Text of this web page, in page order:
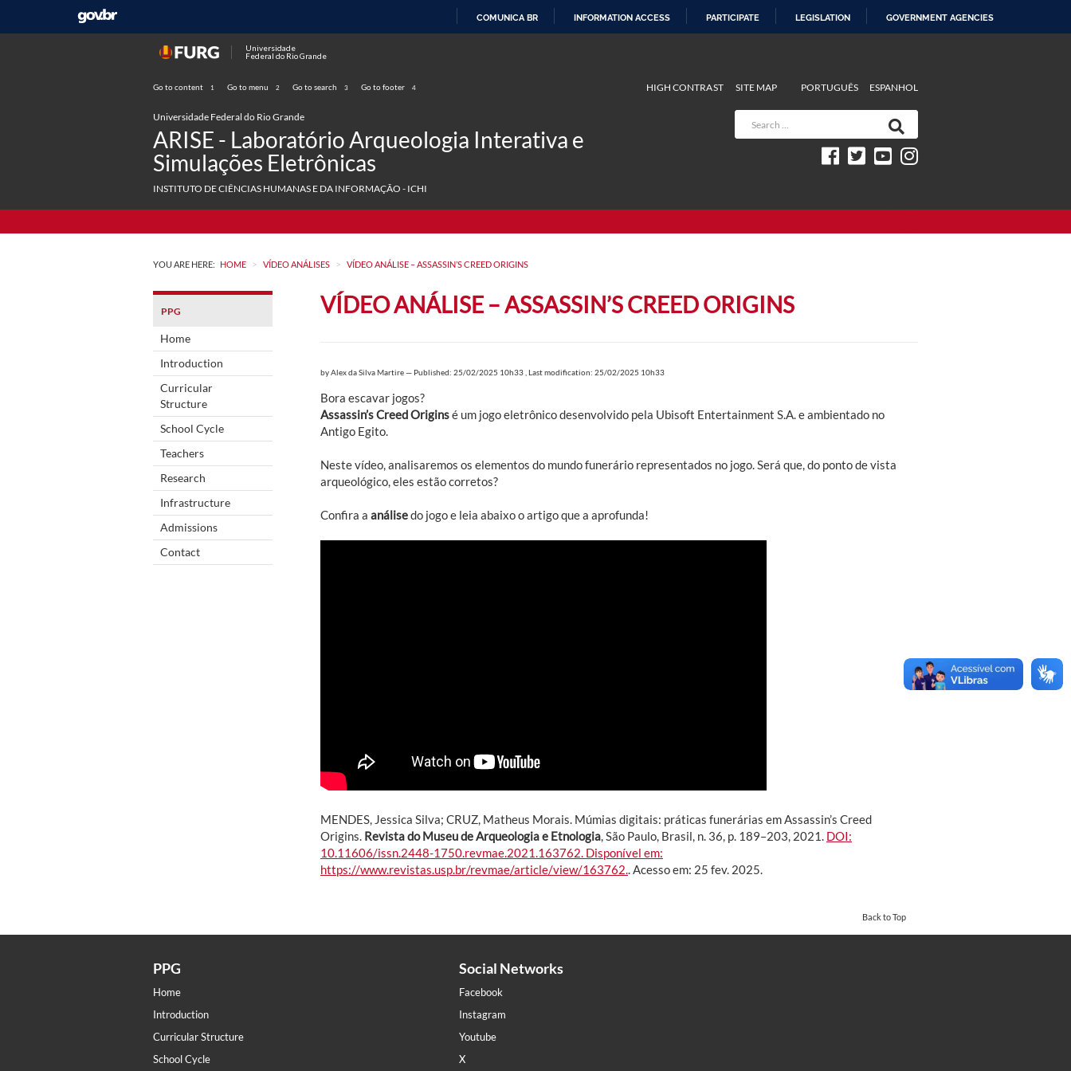
COMUNICA BR INFORMATION ACCESS PARTICIPATE LEGISLATION GOVERNMENT AGENCIES
Universidade
Federal do Rio Grande
Go to content 1 Go to menu 2 Go to search 3 Go to footer 4 PORTUGUÊS ESPANHOL
HIGH CONTRAST SITE MAP
Universidade Federal do Rio Grande
ARISE - Laboratório Arqueologia Interativa e
Simulações Eletrônicas
INSTITUTO DE CIÊNCIAS HUMANAS E DA INFORMAÇÃO - ICHI
YOU ARE HERE: HOME > VÍDEO ANÁLISES > VÍDEO ANÁLISE – ASSASSIN’S CREED ORIGINS
PPG
Home
Introduction
Curricular
Structure
School Cycle
Teachers
Research
Infrastructure
Admissions
Contact
VÍDEO ANÁLISE – ASSASSIN’S CREED ORIGINS
byAlex da Silva Martire— Published: 25/02/2025 10h33 Last modification: 25/02/2025 10h33
Bora escavar jogos?
Assassin’s Creed Originsé um jogo eletrônico desenvolvido pela Ubisoft Entertainment S.A. e ambientado no
Antigo Egito.
Neste vídeo, analisaremos os elementos do mundo funerário representados no jogo. Será que, do ponto de vista
arqueológico, eles estão corretos?
Confira a análisedo jogo e leia abaixo o artigo que a aprofunda!
MENDES, Jessica Silva; CRUZ, Matheus Morais. Múmias digitais: práticas funerárias em Assassin’s Creed
Origins. Revista do Museu de Arqueologia e Etnologia , São Paulo, Brasil, n. 36, p. 189–203, 2021. DOI:
10.11606/issn.2448-1750.revmae.2021.163762. Disponível em:
https://www.revistas.usp.br/revmae/article/view/163762.
. Acesso em: 25 fev. 2025.
Back to Top
PPG
Home
Introduction
Curricular Structure
School Cycle
Social Networks
Facebook
Instagram
Youtube
X